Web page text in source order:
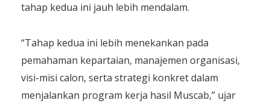
tahap kedua ini jauh lebih mendalam.
​“Tahap kedua ini lebih menekankan pada
pemahaman kepartaian, manajemen organisasi,
visi-misi calon, serta strategi konkret dalam
menjalankan program kerja hasil Muscab,” ujar